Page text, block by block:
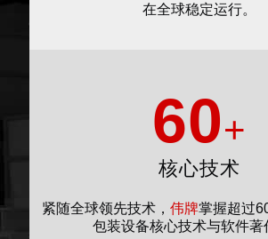
在全球稳定运行。
60+
核心技术
紧随全球领先技术， 伟牌掌握超过
包装设备核心技术与软件著